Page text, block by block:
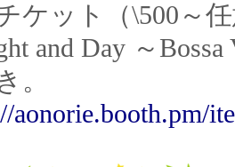
ケット（\500～
and Day ～
。
aonorie.booth.pm/